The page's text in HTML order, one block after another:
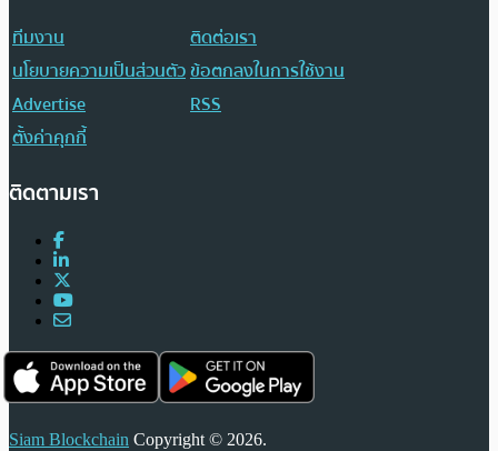
ทีมงาน
ติดต่อเรา
นโยบายความเป็นส่วนตัวข้อตกลงในการใช้งาน
Advertise
RSS
ตั้งค่าคุกกี้
ติดตามเรา
Siam Blockchain Copyright © 2026.